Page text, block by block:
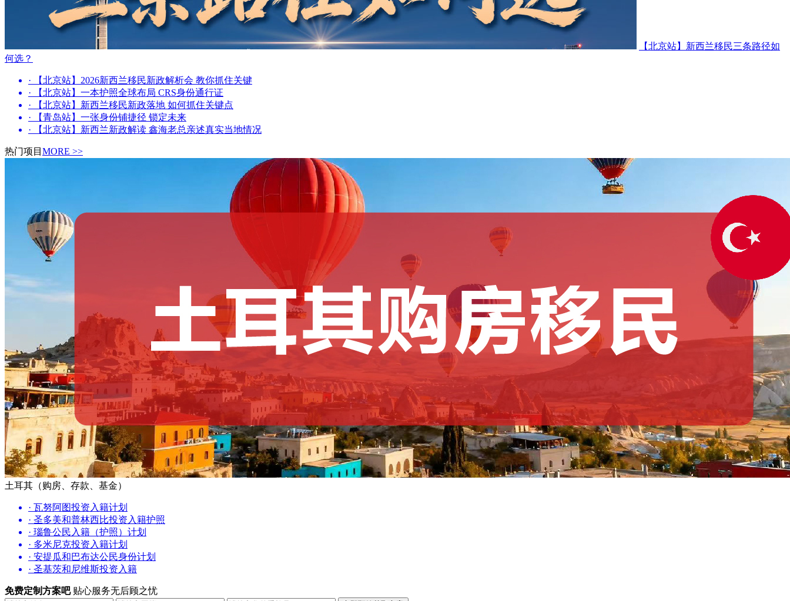
案例
鑫海
【北京站】新西兰移民三条路径如
何选？
· 【北京站】2026新西兰移民新政解析会 教你抓住关键
· 【北京站】一本护照全球布局 CRS身份通行证
· 【北京站】新西兰移民新政落地 如何抓住关键点
· 【青岛站】一张身份铺捷径 锁定未来
· 【北京站】新西兰新政解读 鑫海老总亲述真实当地情况
热门项目 MORE >>
土耳其（购房、存款、基金）
· 瓦努阿图投资入籍计划
· 圣多美和普林西比投资入籍护照
· 瑙鲁公民入籍（护照）计划
· 多米尼克投资入籍计划
· 安提瓜和巴布达公民身份计划
· 圣基茨和尼维斯投资入籍
免费定制方案吧 贴心服务无后顾之忧